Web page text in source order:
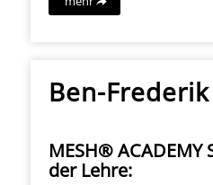
Ben-
MESH®
der Lehre: